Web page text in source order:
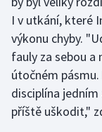
I v utkání, které
výkonu chyby.
fauly za sebou a
útočném
disciplína
příště uškodit,"